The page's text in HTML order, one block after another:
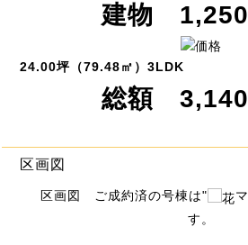
区画図
区画図 ご成約済の号棟は"
す。
建物 1,250
24.00坪（79.48㎡）3LDK
総額 3,140